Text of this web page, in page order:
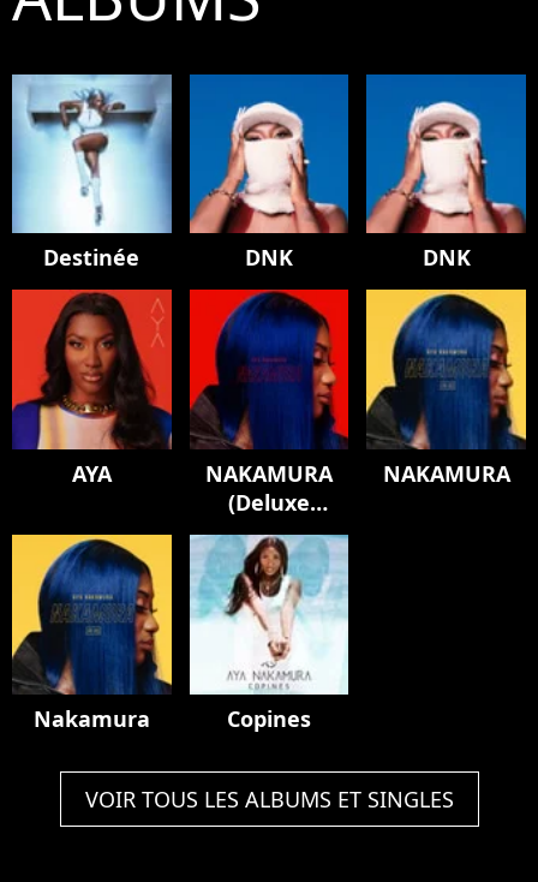
Destinée DNK DNK
AYA
NAKAMURA
(Deluxe
Edition)
NAKAMURA
Nakamura Copines
VOIR TOUS LES ALBUMS ET SINGLES